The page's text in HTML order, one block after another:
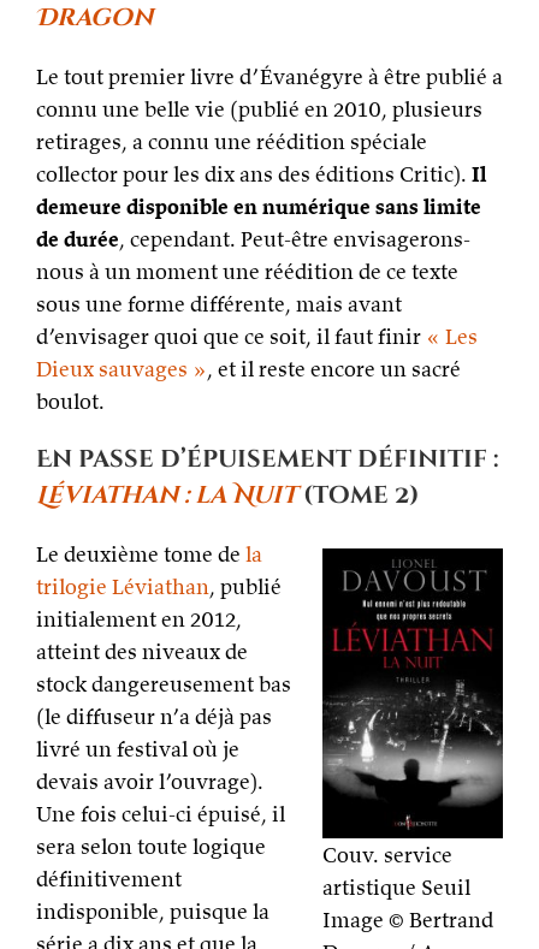
Dragon
Le tout premier livre d’Évanégyre à être publié a
connu une belle vie (publié en 2010, plusieurs
retirages, a connu une réédition spéciale
collector pour les dix ans des éditions Critic). Il
demeure disponible en numérique sans limite
de durée, cependant. Peut-être envisagerons-
nous à un moment une réédition de ce texte
sous une forme différente, mais avant
d’envisager quoi que ce soit, il faut finir « Les
Dieux sauvages », et il reste encore un sacré
boulot.
En passe d’épuisement définitif :
Léviathan : la Nuit(tome 2)
Couv. service
artistique Seuil
Image © Bertrand
Le deuxième tome de la
trilogie Léviathan, publié
initialement en 2012,
atteint des niveaux de
stock dangereusement bas
(le diffuseur n’a déjà pas
livré un festival où je
devais avoir l’ouvrage).
Une fois celui-ci épuisé, il
sera selon toute logique
définitivement
indisponible, puisque la